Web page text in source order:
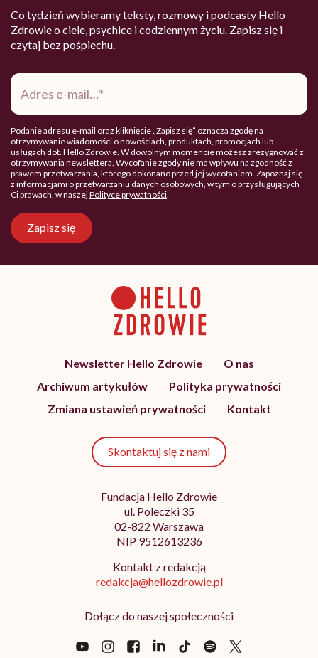
Co tydzień wybieramy teksty, rozmowy i podcasty Hello
Zdrowie o ciele, psychice i codziennym życiu. Zapisz się i
czytaj bez pośpiechu.
Adres
mail*
Podanie adresu e-mail oraz kliknięcie „Zapisz się” oznacza zgodę na
otrzymywanie wiadomości o nowościach, produktach, promocjach lub
usługach dot. Hello Zdrowie. W dowolnym momencie możesz zrezygnować z
otrzymywania newslettera. Wycofanie zgody nie ma wpływu na zgodność z
prawem przetwarzania, którego dokonano przed jej wycofaniem. Zapoznaj się
z informacjami o przetwarzaniu danych osobowych, w tym o przysługujących
Ci prawach, w naszejPolityce prywatności
Zapisz się
Newsletter Hello Zdrowie
O nas
Archiwum artykułów
Polityka prywatności
Zmiana ustawień prywatności
Kontakt
Skontaktuj się z nami
Fundacja Hello Zdrowie
ul. Poleczki 35
02-822 Warszawa
NIP 9512613236
Kontakt z redakcją
redakcja@hellozdrowie.pl
Dołącz do naszej społeczności